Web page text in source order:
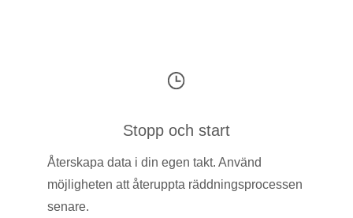
Stopp och start
Återskapa data i din egen takt. Använd
möjligheten att återuppta räddningsprocessen
senare.